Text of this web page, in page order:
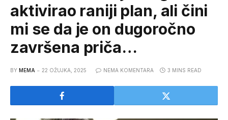
aktivirao raniji plan, ali čini
mi se da je on dugoročno
završena priča…
BY MEMA 22 OŽUJKA, 2025 NEMA KOMENTARA 3 MINS READ